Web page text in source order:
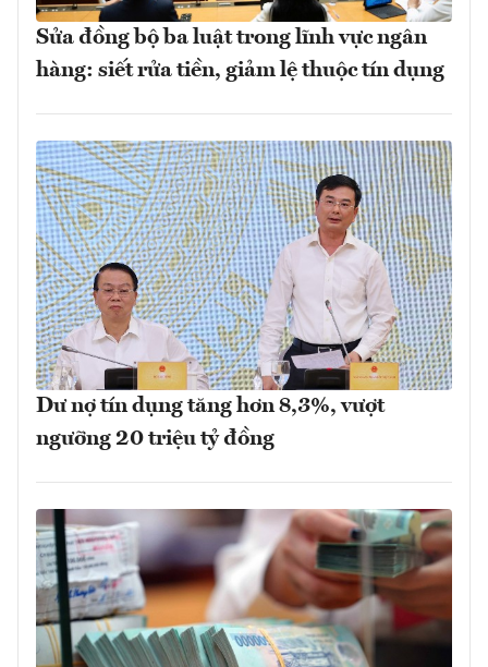
Sửa đồng bộ ba luật trong lĩnh vực ngân
hàng: siết rửa tiền, giảm lệ thuộc tín dụng
Dư nợ tín dụng tăng hơn 8,3%, vượt
ngưỡng 20 triệu tỷ đồng